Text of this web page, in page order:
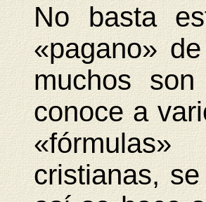
No basta
«pagano»
muchos
conoce a
cristianas,